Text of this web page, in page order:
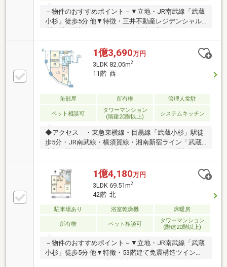
－物件のおすすめポイント－▼立地・JR南武線「武蔵
小杉」徒歩5分 他▼特徴・三井不動産レジデンシャル
ケーション促進・3室がバルコニーに面する間取り・
ペット飼育可能(細則有)▼設備・床暖房(LD)・食洗
機・ディスポーザー・浄水器・浴室乾燥機※分譲時パ
ンフレットでは、洋室約3.0帖はFR(ファミリールー
ム)・間取りは2LDK+FRと表記※専有面積にトランクル
ーム面積0.92平米(使用料無償)を含む■ ご希望の住まい
探しをお手伝いします ━━━━━・・・物件の詳細・
ご相談はお気軽にお問い合わせください。
1億3,690万円
3LDK 82.05m2
11階 西
角部屋 所有権 管理人常駐
ペット相談可
タワーマンション
(階建20階以上)
システムキッチン
◆アクセス ・東急東横線・目黒線「武蔵小杉」駅徒
歩5分・JR南武線・横須賀線・湘南新宿ライン「武蔵
西向きのため日当たり・通風・開放感良好です・玄関
には奥行きのあるシューズインクローゼット有・1418
サイズの浴室・約0.8㎡のトランクルームがございま
す・リビングダイニングには床暖房が設置されており
ます・ワイドスパンバルコニー・全室窓有り◆共用部
分・敷地の約4割に緑地を設けた緑の多い環境・免震
構造・ホテルライクな内廊下設計・各階に２４時間ゴ
ミ出し可能なゴミ置場がございます・24時間有人管
理、コンシェルジュサービス有
1億4,180万円
3LDK 69.51m2
42階 北
駐車場あり 浴室乾燥機 床暖房
所有権 ペット相談可
タワーマンション
(階建20階以上)
－物件のおすすめポイント－▼立地・JR南武線「武蔵
小杉」徒歩5分 他▼特徴・53階建て免震構造ツインタ